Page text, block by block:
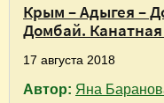
Крым – Адыгея –
Домбай. Канатная
17 августа 2018
Автор: Яна